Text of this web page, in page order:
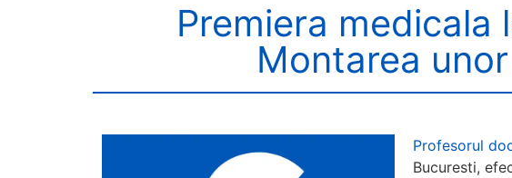
Premiera medicala
Montarea
Profesorul
Bucuresti,